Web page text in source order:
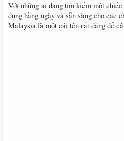
Với những ai đang tìm kiếm một
dụng hằng ngày và sẵn sàng cho các
Malaysia là một cái tên rất đáng để